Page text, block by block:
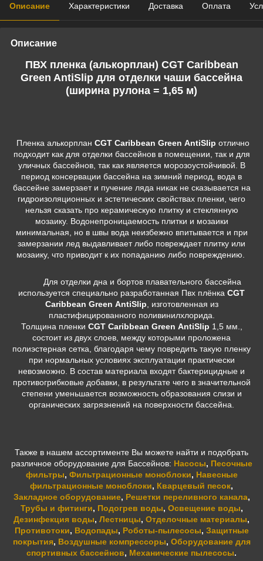
Описание Характеристики Доставка Оплата
Описание
ПВХ пленка (алькорплан) CGT Caribbean
Green AntiSlip для отделки чаши бассейна
(ширина рулона = 1,65 м)
Пленка алькорплан CGT Caribbean Green AntiSlip отлично
подходит как для отделки бассейнов в помещении, так и для
уличных бассейнов, так как является морозоустойчивой. В
период консервации бассейна на зимний период, вода в
бассейне замерзает и пучение ляда никак не сказывается на
гидроизоляционных и эстетических свойствах пленки, чего
нельзя сказать про керамическую плитку и стеклянную
мозаику. Водонепроницаемость плитки и мозаики
минимальная, но в швы вода неизбежно впитывается и при
замерзании лед выдавливает либо повреждает плитку или
мозаику, что приводит к их попаданию либо повреждению.
Для отделки дна и бортов плавательного бассейна
используется специально разработанная Пвх плёнка CGT
Caribbean Green AntiSlip, изготовленная из
пластифицированного поливинилхлорида.
Толщина пленки CGT Caribbean Green AntiSlip 1,5 мм.,
состоит из двух слоев, между которыми проложена
полиэстерная сетка, благодаря чему повредить такую пленку
при нормальных условиях эксплуатации практически
невозможно. В состав материала входят бактерицидные и
противогрибковые добавки, в результате чего в значительной
степени уменьшается возможность образования слизи и
органических загрязнений на поверхности бассейна.
Также в нашем ассортименте Вы можете найти и подобрать
различное оборудование для Бассейнов: Насосы, Песочные
фильтры, Фильтрационные моноблоки, Навесные
фильтрационные моноблоки, Кварцевый песок,
Закладное оборудование, Решетки переливного канала,
Трубы и фитинги, Подогрев воды, Освещение воды,
Дезинфекция воды, Лестницы, Отделочные материалы,
Противотоки, Водопады, Роботы-пылесосы, Защитные
покрытия, Воздушные компрессоры, Оборудование для
спортивных бассейнов, Механические пылесосы.